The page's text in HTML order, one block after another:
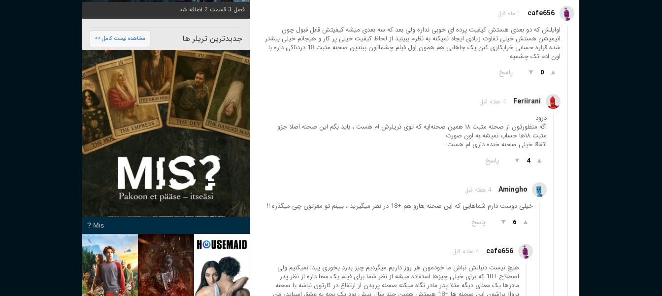
cafe656 1 ماه قبل
اوایلش که دو بعدی هستش کیفیت پرده ای خوبی نداره ولی بعد که سه بعدی میشه کیفیتش قابل قبول چون
انیمیشن هستش خیلی تفاوت زیادی ایجاد نمیکنه به نظرم ببینید از لحاظ کیفیت خیلی پر کار و هیجانم خیلی بیشتر
شده قراره حسابی خرابکاری کنن یک جاهایی هم همون اول فیلم چشماتون ببندین صحنه مثبت 18 دردناکی داره با
اون ادم تک چشمیه
▲
0
▼ پاسخ
Feriirani 4 هفته قبل
درود
اگه منظورتون از صحنه مثبت ۱۸ همین صحنه‌ایه که توی تریلرش ام هست ، باید بگم این صحنه اصلا جزو
مثبت ۱۸ها حساب نمیشه به اون صورت
اتفاقا خیلی صحنه خنده داری ام هست .
▲
4
▼ پاسخ
Amingho 4 هفته قبل
خیلی دوست دارم شماهایی که این صحنه هارو هم +18 در نظر میگیرید ، ببینم تو مغزتون چی میگذره !!
▲
6
▼ پاسخ
cafe656 4 هفته قبل
هیچ نیست دنبالش نباش ما خودمون هر روز داریم میگردیم چیز بدرد بخوری پیدا نمیکنیم ولی
اصطلاح +18 که برای خیلی چیزها استفاده میشه از نظر شما برای فیلم یک معنا داره از نظر پدر
مادرها یک معنای دیگه مثلا پدر مادر نگاه میکنه صحنه پریدن از ارتفاع در کارتون نباشه یا صحنه
فصل 3 قسمت 2 اضافه شد
جدیدترین تریلر ها مشاهده لیست کامل >>
Mis ?